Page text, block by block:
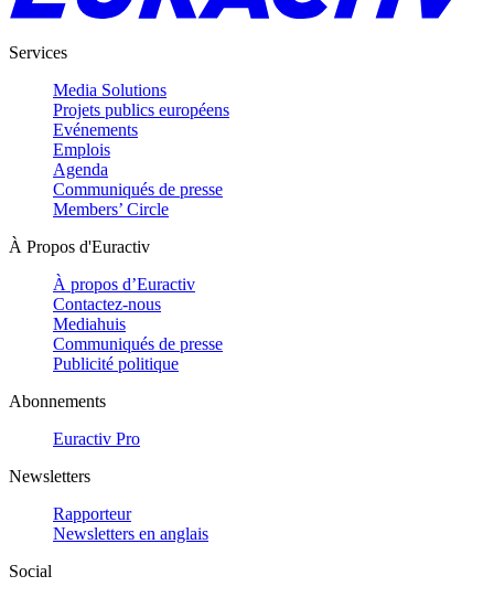
Services
Media Solutions
Projets publics européens
Evénements
Emplois
Agenda
Communiqués de presse
Members’ Circle
À Propos d'Euractiv
À propos d’Euractiv
Contactez-nous
Mediahuis
Communiqués de presse
Publicité politique
Abonnements
Euractiv Pro
Newsletters
Rapporteur
Newsletters en anglais
Social